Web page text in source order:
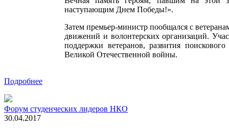
наступающим Днем Победы!».
Затем премьер-министр пообщался с
движений и волонтерских организаций.
поддержки ветеранов, развития
Великой Отечественной войны.
Подробнее
Форум студенческих лидеров НКО
30.04.2017